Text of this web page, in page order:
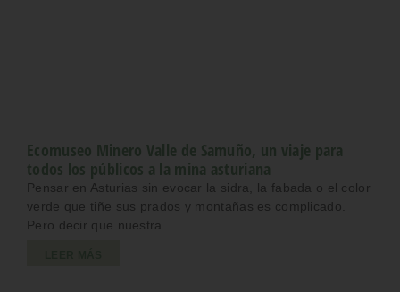
Ecomuseo Minero Valle de Samuño, un viaje para
todos los públicos a la mina asturiana
Pensar en Asturias sin evocar la sidra, la fabada o el color
verde que tiñe sus prados y montañas es complicado.
Pero decir que nuestra